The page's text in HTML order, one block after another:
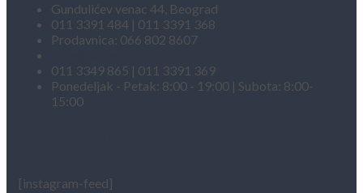
Gundulićev venac 44, Beograd
011 3391 484 | 011 3391 368
Prodavnica: 066 802 8607
011 3349 865 | 011 3391 369
Ponedeljak - Petak: 8:00 - 19:00 | Subota: 8:00-
15:00
[instagram-feed]